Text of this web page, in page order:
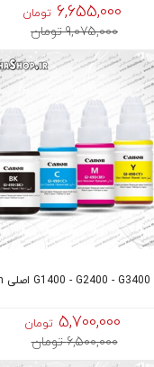
6,655,000 تومان
9,075,000 تومان
5,700,000 تومان
6,500,000 تومان